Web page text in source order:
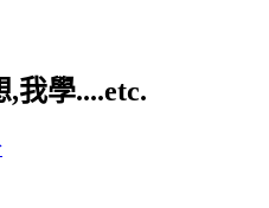
我學....etc.